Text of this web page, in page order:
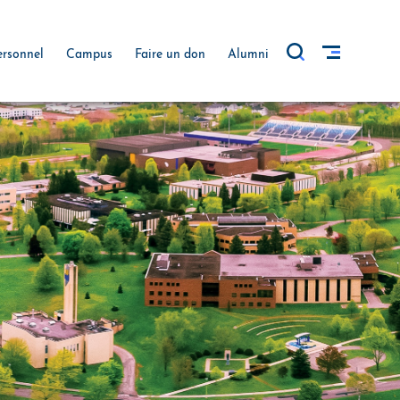
Campus Faire un don Alumni